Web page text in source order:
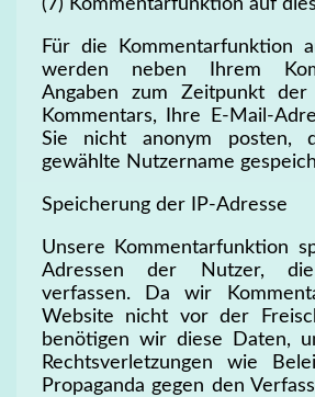
(7) Kommentarfunktion auf
Für die Kommentarfunktion
werden neben Ihrem
Angaben zum Zeitpunkt der
Kommentars, Ihre E-Mail-
Sie nicht anonym posten,
gewählte Nutzername
Speicherung der IP-Adresse
Unsere Kommentarfunktion
Adressen der Nutzer, die
verfassen. Da wir
Website nicht vor der
benötigen wir diese Daten,
Rechtsverletzungen wie
Propaganda gegen den